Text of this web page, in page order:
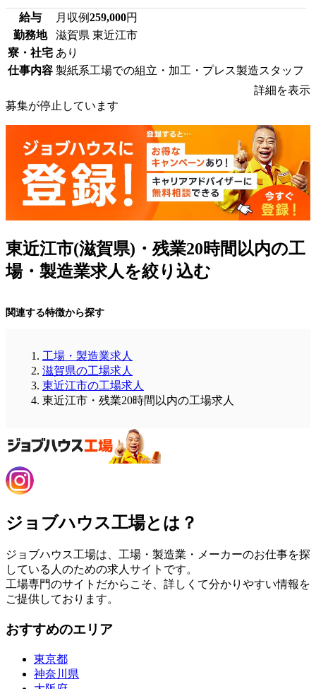
給与 月収例259,000円
勤務地
滋賀県 東近江市
寮・社宅 あり
仕事内容 製紙系工場での組立・加工・プレス製造スタッフ
詳細を表示
募集が停止しています
東近江市(滋賀県)・残業20時間以内の工
場・製造業求人を絞り込む
関連する特徴から探す
工場・製造業求人
滋賀県の工場求人
東近江市の工場求人
東近江市・残業20時間以内の工場求人
ジョブハウス工場とは？
ジョブハウス工場は、工場・製造業・メーカーのお仕事を探
している人のための求人サイトです。
工場専門のサイトだからこそ、詳しくて分かりやすい情報を
ご提供しております。
おすすめのエリア
東京都
神奈川県